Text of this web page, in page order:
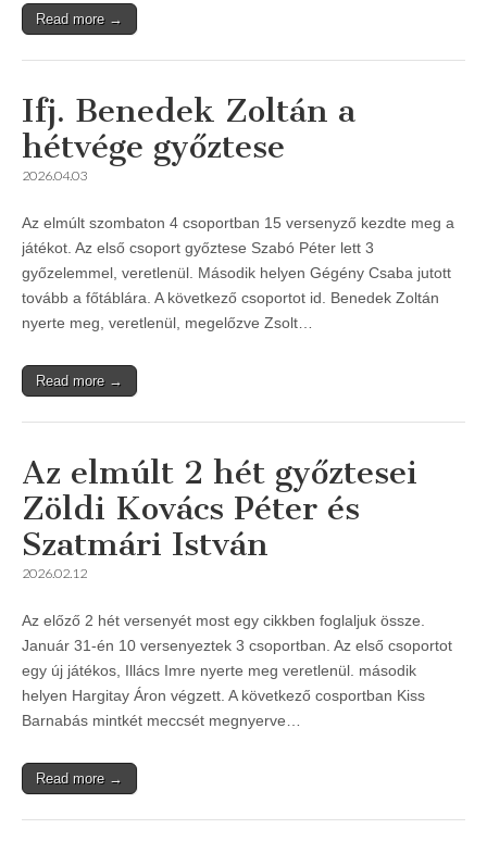
Read more →
Ifj. Benedek Zoltán a
hétvége győztese
2026.04.03
Az elmúlt szombaton 4 csoportban 15 versenyző kezdte meg a
játékot. Az első csoport győztese Szabó Péter lett 3
győzelemmel, veretlenül. Második helyen Gégény Csaba jutott
tovább a főtáblára. A következő csoportot id. Benedek Zoltán
nyerte meg, veretlenül, megelőzve Zsolt…
Read more →
Az elmúlt 2 hét győztesei
Zöldi Kovács Péter és
Szatmári István
2026.02.12
Az előző 2 hét versenyét most egy cikkben foglaljuk össze.
Január 31-én 10 versenyeztek 3 csoportban. Az első csoportot
egy új játékos, Illács Imre nyerte meg veretlenül. második
helyen Hargitay Áron végzett. A következő cosportban Kiss
Barnabás mintkét meccsét megnyerve…
Read more →